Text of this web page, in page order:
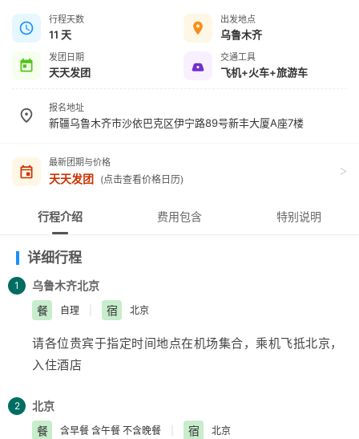
行程天数
11 天
出发地点
乌鲁木齐
发团日期
天天发团
交通工具
飞机+火车+旅游车
报名地址
新疆乌鲁木齐市沙依巴克区伊宁路89号新丰大厦A座7楼
最新团期与价格
天天发团 (点击查看价格日历)
>
行程介绍 费用包含 特别说明
详细行程
1 乌鲁木齐北京
餐
自理 宿 北京
请各位贵宾于指定时间地点在机场集合，乘机飞抵北京，
入住酒店
2
北京
餐
含早餐 含午餐 不含晚餐 宿 北京